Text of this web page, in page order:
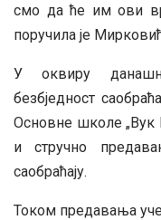
смо да ће им ови
поручила је
У оквиру
безбједност
Основне школе „Вук
и стручно
саобраћају.
Током предавања